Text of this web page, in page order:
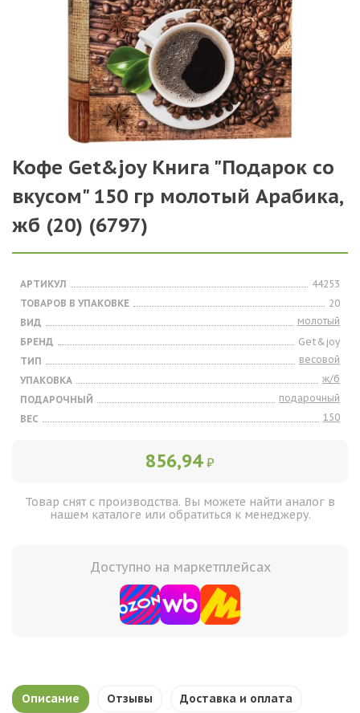
Кофе Get&joy Книга "Подарок со
вкусом" 150 гр молотый Арабика,
жб (20) (6797)
АРТИКУЛ
44253
ТОВАРОВ В УПАКОВКЕ
20
ВИД
молотый
БРЕНД
Get&joy
ТИП
весовой
УПАКОВКА
ж/б
ПОДАРОЧНЫЙ
подарочный
ВЕС
150
856,94 ₽
Товар снят с производства. Вы можете найти аналог в
нашем каталоге или обратиться к менеджеру.
Доступно на маркетплейсах
Описание Отзывы Доставка и оплата